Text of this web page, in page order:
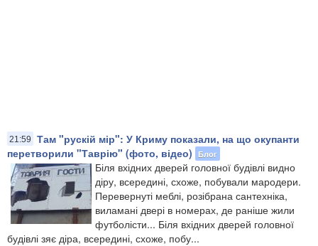
21:59
Там "рускій мір": У Криму показали, на що окупанти
перетворили "Таврію" (фото, відео)
Блог
Біля вхідних дверей головної будівлі видно
діру, всередині, схоже, побували мародери.
Перевернуті меблі, розібрана сантехніка,
виламані двері в номерах, де раніше жили
футболісти.​.. Біля вхідних дверей головної
будівлі зяє діра, всередині, схоже, побу...